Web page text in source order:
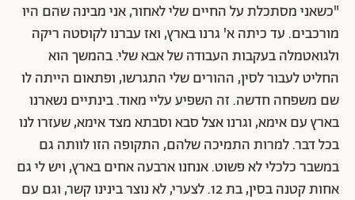
"כשאני מסתכלת על החיים שלי לאחור, אני מבינה שהם היו
מורכבים. עד כיתה א' גרנו בארץ, ואז עברנו לקוסטה ריקה
ולגואטמלה בעקבות העבודה של אבא שלי. בהמשך הוא
החליט לעבור לסין, ההורים שלי התגרשו, ופתאום הייתה לו
שם משפחה חדשה. זה השפיע עליי מאוד. בינתיים נשארנו
בארץ עם אימא, וגרנו אצל סבא וסבתא מצד אימא, שעזרו לנו
בכל דבר. למרות התמיכה שלהם, התקופה הזו לוותה גם
במשבר כלכלי לא פשוט. אנחנו ארבעה אחים בארץ, ויש לי גם
אחות קטנה בסין, בת 12. לצערי, לא נוצר בינינו קשר, וגם עם